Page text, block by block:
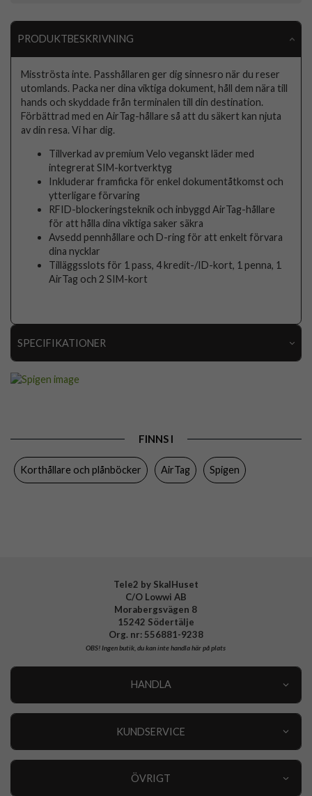
PRODUKTBESKRIVNING
Misströsta inte. Passhållaren ger dig sinnesro när du reser
utomlands. Packa ner dina viktiga dokument, håll dem nära till
hands och skyddade från terminalen till din destination.
Förbättrad med en AirTag-hållare så att du säkert kan njuta
av din resa. Vi har dig.
Tillverkad av premium Velo veganskt läder med
integrerat SIM-kortverktyg
Inkluderar framficka för enkel dokumentåtkomst och
ytterligare förvaring
RFID-blockeringsteknik och inbyggd AirTag-hållare
för att hålla dina viktiga saker säkra
Avsedd pennhållare och D-ring för att enkelt förvara
dina nycklar
Tilläggsslots för 1 pass, 4 kredit-/ID-kort, 1 penna, 1
AirTag och 2 SIM-kort
SPECIFIKATIONER
Färg
FINNS I
Korthållare och plånböcker AirTag Spigen
Tele2 by SkalHuset
C/O Lowwi AB
Morabergsvägen 8
15242 Södertälje
Org. nr: 556881-9238
OBS!Ingen butik, du kan inte handla här på plats
HANDLA
KUNDSERVICE
ÖVRIGT